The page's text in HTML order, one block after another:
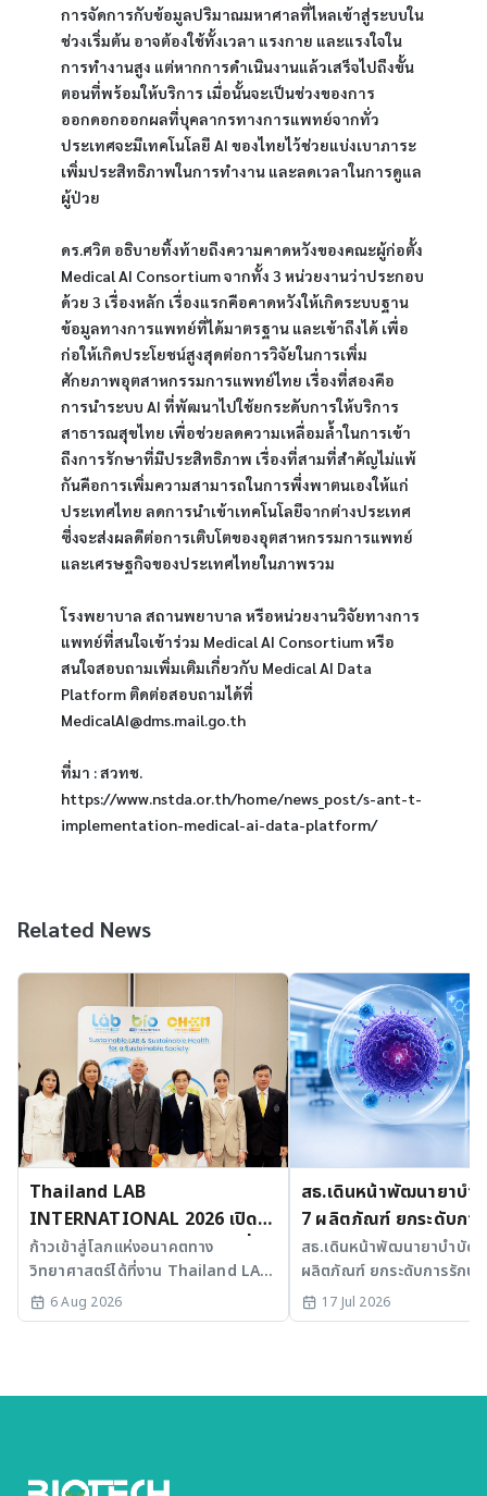
การจัดการกับข้อมูลปริมาณมหาศาลที่ไหลเข้าสู่ระบบใน
ช่วงเริ่มต้น อาจต้องใช้ทั้งเวลา แรงกาย และแรงใจใน
การทำงานสูง แต่หากการดำเนินงานแล้วเสร็จไปถึงขั้น
ตอนที่พร้อมให้บริการ เมื่อนั้นจะเป็นช่วงของการ
ออกดอกออกผลที่บุคลากรทางการแพทย์จากทั่ว
ประเทศจะมีเทคโนโลยี AI ของไทยไว้ช่วยแบ่งเบาภาระ
เพิ่มประสิทธิภาพในการทำงาน และลดเวลาในการดูแล
ผู้ป่วย
ดร.ศวิต อธิบายทิ้งท้ายถึงความคาดหวังของคณะผู้ก่อตั้ง
Medical AI Consortium จากทั้ง 3 หน่วยงานว่าประกอบ
ด้วย 3 เรื่องหลัก เรื่องแรกคือคาดหวังให้เกิดระบบฐาน
ข้อมูลทางการแพทย์ที่ได้มาตรฐาน และเข้าถึงได้ เพื่อ
ก่อให้เกิดประโยชน์สูงสุดต่อการวิจัยในการเพิ่ม
ศักยภาพอุตสาหกรรมการแพทย์ไทย เรื่องที่สองคือ
การนำระบบ AI ที่พัฒนาไปใช้ยกระดับการให้บริการ
สาธารณสุขไทย เพื่อช่วยลดความเหลื่อมล้ำในการเข้า
ถึงการรักษาที่มีประสิทธิภาพ เรื่องที่สามที่สำคัญไม่แพ้
กันคือการเพิ่มความสามารถในการพึ่งพาตนเองให้แก่
ประเทศไทย ลดการนำเข้าเทคโนโลยีจากต่างประเทศ
ซึ่งจะส่งผลดีต่อการเติบโตของอุตสาหกรรมการแพทย์
และเศรษฐกิจของประเทศไทยในภาพรวม
โรงพยาบาล สถานพยาบาล หรือหน่วยงานวิจัยทางการ
แพทย์ที่สนใจเข้าร่วม Medical AI Consortium หรือ
สนใจสอบถามเพิ่มเติมเกี่ยวกับ Medical AI Data
Platform ติดต่อสอบถามได้ที่
MedicalAI@dms.mail.go.th
ที่มา : สวทช.
https://www.nstda.or.th/home/news_post/s-ant-t-
implementation-medical-ai-data-platform/
Related News
Thailand LAB
INTERNATIONAL 2026 เปิด
เวที AI รวม 3 งานใหญ่ ขับเคลื่อน
ไทยสู่ศูนย์กลางนวัตกรรมอาเซียน
ก้าวเข้าสู่โลกแห่งอนาคตทาง
วิทยาศาสตร์ได้ที่งาน Thailand LAB
INTERNATIONAL 2026
6 Aug 2026
สธ.เดินหน้าพัฒนายาบำ
7 ผลิตภัณฑ์ ยกระดับกา
มะเร็งและ SLE
สธ.เดินหน้าพัฒนายาบำบัด
ผลิตภัณฑ์ ยกระดับการรักษา
SLE พร้อมเร่ง Medical AI
ประเทศไทย
17 Jul 2026